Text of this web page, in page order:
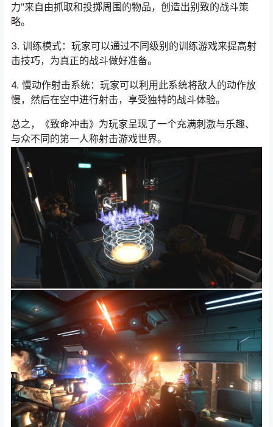
力"来自由抓取和投掷周围的物品，创造出别致的战斗策
略。
3. 训练模式：玩家可以通过不同级别的训练游戏来提高射
击技巧，为真正的战斗做好准备。
4. 慢动作射击系统：玩家可以利用此系统将敌人的动作放
慢，然后在空中进行射击，享受独特的战斗体验。
总之，《致命冲击》为玩家呈现了一个充满刺激与乐趣、
与众不同的第一人称射击游戏世界。